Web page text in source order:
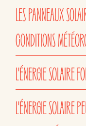
LES PANNEAUX
CONDITIONS
L'ÉNERGIE SOLAIRE
L'ÉNERGIE SOLAIRE